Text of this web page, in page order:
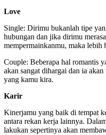
Love
Single: Dirimu bukanlah tipe
hubungan dan jika dirimu
mempermainkanmu, maka lebih
Couple: Beberapa hal romantis
akan sangat dihargai dan ia
yang kamu kira.
Karir
Kinerjamu yang baik di tempat
antara rekan kerja lainnya.
lakukan sepertinya akan